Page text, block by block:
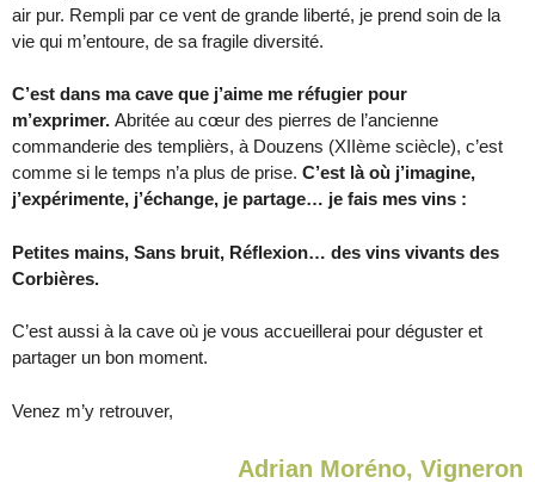
air pur. Rempli par ce vent de grande liberté, je prend soin de la
vie qui m’entoure, de sa fragile diversité.
C’est dans ma cave que j’aime me réfugier pour
m’exprimer. Abritée au cœur des pierres de l’ancienne
commanderie des templièrs, à Douzens (XIIème sciècle), c’est
comme si le temps n’a plus de prise. C’est là où j’imagine,
j’expérimente, j’échange, je partage… je fais mes vins :
Petites mains, Sans bruit, Réflexion… des vins vivants des
Corbières.
C’est aussi à la cave où je vous accueillerai pour déguster et
partager un bon moment.
Venez m’y retrouver,
Adrian Moréno, Vigneron